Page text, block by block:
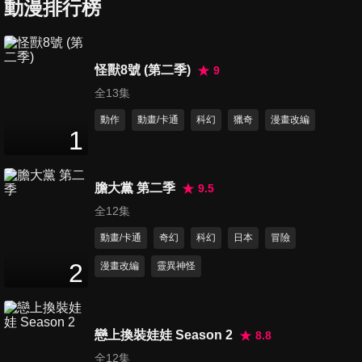
第7集 勇者之死
23分鐘
23分鐘
動漫排行榜
1
怪獸8號 (第二季)
9
全13集
動作 動畫/卡通 科幻 獵奇 漫畫改編
2
膽大黨 第二季
9.5
全12集
動畫/卡通 奇幻 科幻 日本 冒險
漫畫改編 靈異神怪
戀上換裝娃娃 Season 2
8.8
全12集